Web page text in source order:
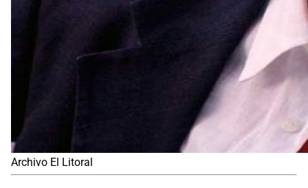
Archivo El Litoral